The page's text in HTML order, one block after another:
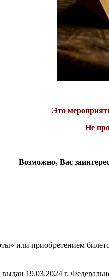
Это
Не
Возможно, Вас
или приобретением
19.03.2024 г.